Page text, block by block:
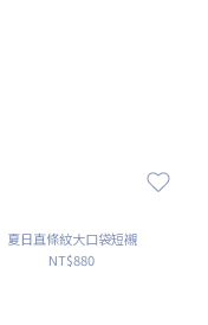
夏日直條紋大口袋短襯
NT$880